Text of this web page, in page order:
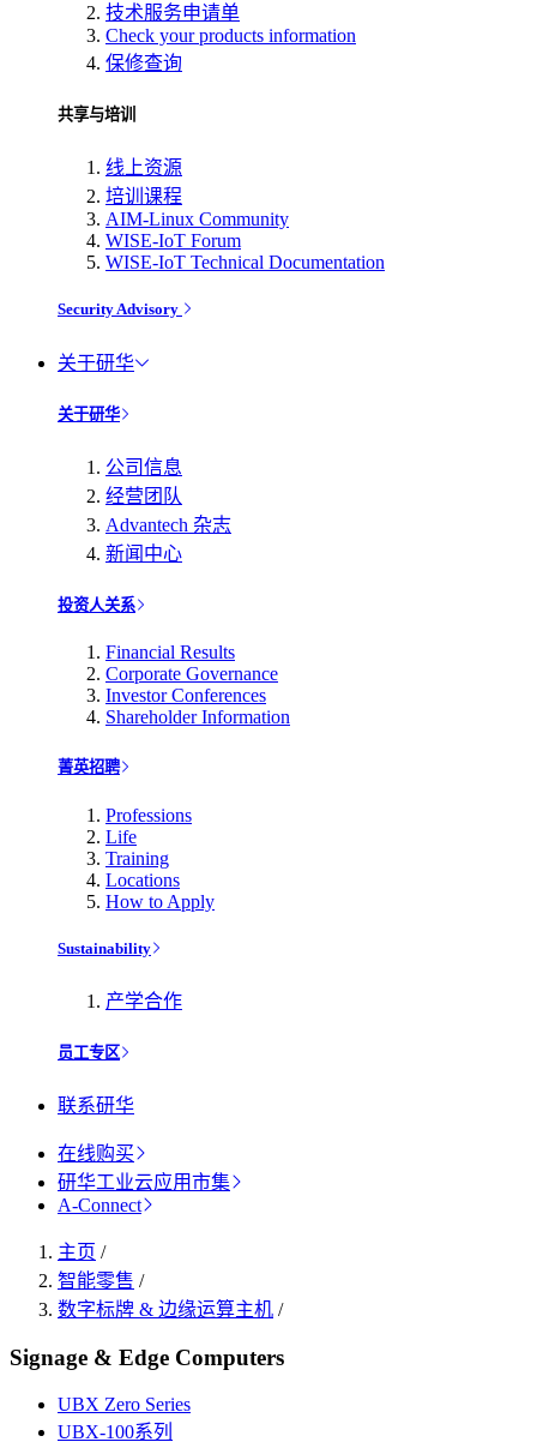
技术服务申请单
Check your products information
保修查询
共享与培训
线上资源
培训课程
AIM-Linux Community
WISE-IoT Forum
WISE-IoT Technical Documentation
Security Advisory
关于研华
关于研华
公司信息
经营团队
Advantech 杂志
新闻中心
投资人关系
Financial Results
Corporate Governance
Investor Conferences
Shareholder Information
菁英招聘
Professions
Life
Training
Locations
How to Apply
Sustainability
产学合作
员工专区
联系研华
在线购买
研华工业云应用市集
A-Connect
主页 /
智能零售 /
数字标牌 & 边缘运算主机 /
Signage & Edge Computers
UBX Zero Series
UBX-100系列